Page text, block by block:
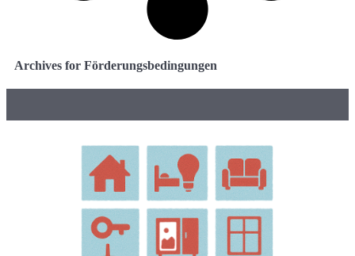
Archives for Förderungsbedingungen